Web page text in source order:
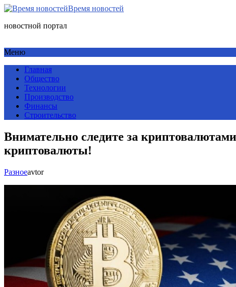
Время новостей
новостной портал
Меню
Главная
Общество
Технологии
Производство
Финансы
Строительство
Внимательно следите за
криптовалюты!
Разноеavtor